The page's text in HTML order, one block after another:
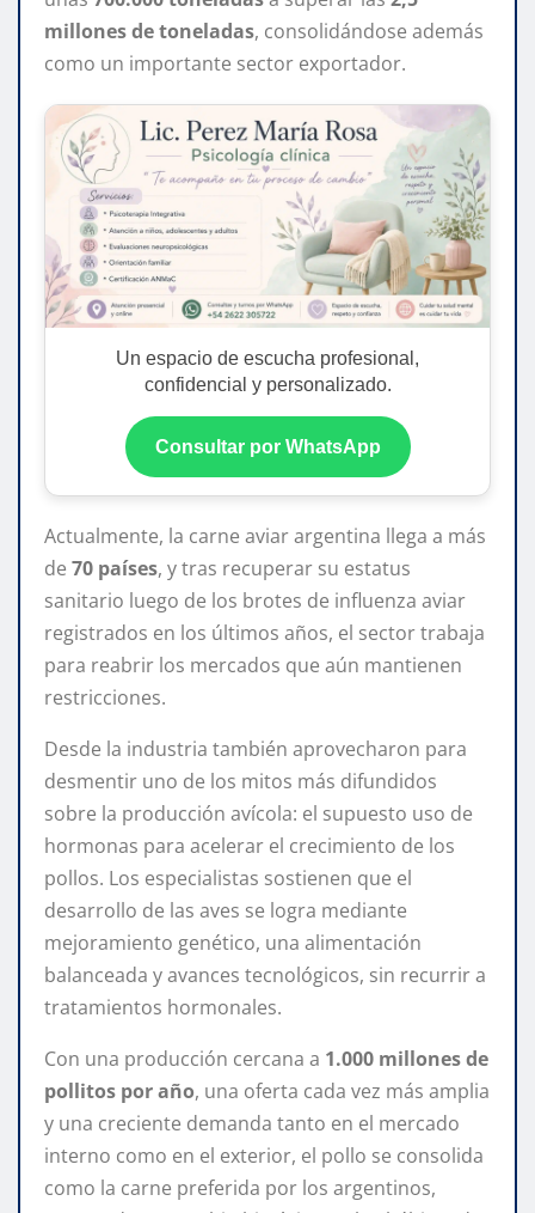
millones de toneladas, consolidándose además
como un importante sector exportador.
Un espacio de escucha profesional,
confidencial y personalizado.
Consultar por WhatsApp
Actualmente, la carne aviar argentina llega a más
de 70 países, y tras recuperar su estatus
sanitario luego de los brotes de influenza aviar
registrados en los últimos años, el sector trabaja
para reabrir los mercados que aún mantienen
restricciones.
Desde la industria también aprovecharon para
desmentir uno de los mitos más difundidos
sobre la producción avícola: el supuesto uso de
hormonas para acelerar el crecimiento de los
pollos. Los especialistas sostienen que el
desarrollo de las aves se logra mediante
mejoramiento genético, una alimentación
balanceada y avances tecnológicos, sin recurrir a
tratamientos hormonales.
Con una producción cercana a 1.000 millones de
pollitos por año, una oferta cada vez más amplia
y una creciente demanda tanto en el mercado
interno como en el exterior, el pollo se consolida
como la carne preferida por los argentinos,